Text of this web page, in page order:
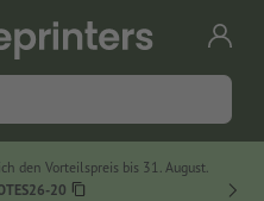
den Vorteilspreis bis 31. August.
20